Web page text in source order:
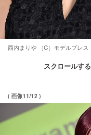
西内まりや （C）モデルプレス
スクロールす
( 画像11/12 )